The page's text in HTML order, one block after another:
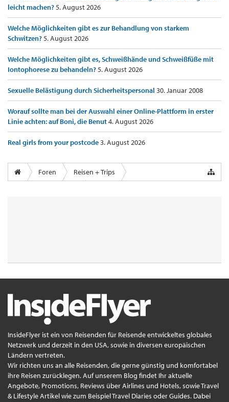
leicht machen?5. August 2026
Welche Möglichkeiten gibt es zur Behandlung von starkem
Schwitzen?5. August 2026
Welche Möglichkeiten gibt es, Schweißhände und Schweißfüße mit
Iontophorese zu behandeln?5. August 2026
Sexuelle Belästigung durch Sicherheitspersonal 30. Januar 2008
Worauf sollte man bei der Auswahl einer Online-Plattform in erster
Linie achten: auf Boni, die Benut4. August 2026
Real girls from your postcode3. August 2026
Foren
Reisen + Trips
InsideFlyer ist ein von Reisenden für Reisende entwickeltes globales
Netzwerk und derzeit in den USA, sowie in diversen europäischen
Ländern vertreten.
Wir richten uns an alle Reisenden, die gerne günstig und komfortabel
ihre Reisen zurücklegen. Auf unserem Blog findet Ihr aktuelle
Angebote, Promotions, Reviews über Airlines und Hotels, sowie Travel
& Lifestyle Artikel wie zum Beispiel Travel Diaries oder Guides. Dabei